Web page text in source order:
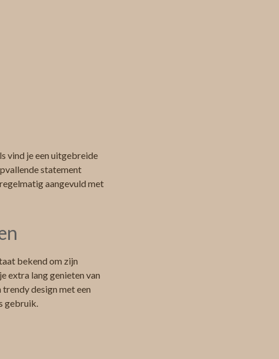
vind je een uitgebreide
statement
aangevuld met
bekend om zijn
extra lang genieten van
design met een
gebruik.